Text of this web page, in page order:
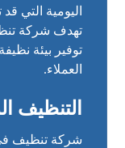
اليومية التي
تهدف شركة
توفير بيئة
العملاء.
التنظيف
شركة تنظيف